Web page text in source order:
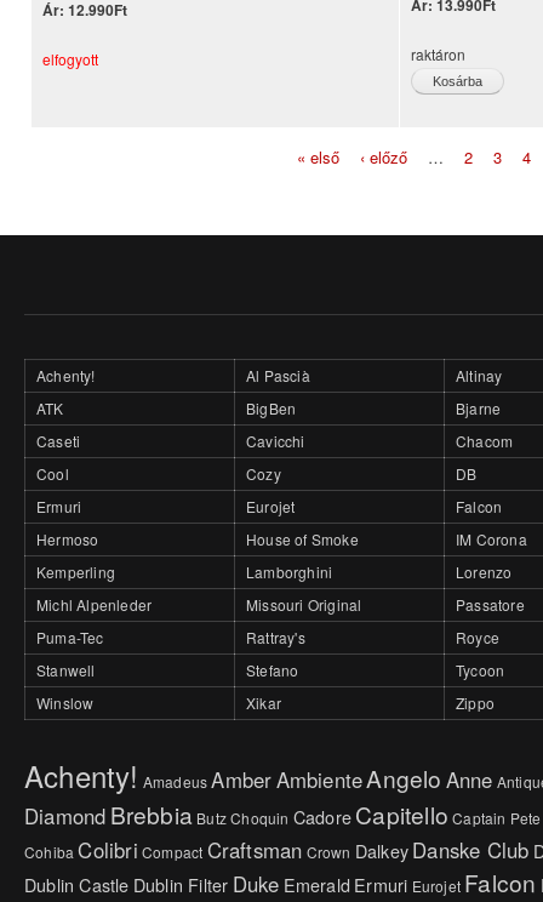
Ár: 12.990Ft
elfogyott
Ár: 13.990Ft
raktáron
« első ‹ előző … 2 3 4
Achenty! Al Pascià
Altinay
ATK
BigBen
Bjarne
Caseti
Cavicchi
Chacom
Cool
Cozy
DB
Ermuri
Eurojet
Falcon
Hermoso
House of Smoke
IM Corona
Kemperling
Lamborghini
Lorenzo
Michl Alpenleder
Missouri Original
Passatore
Puma-Tec
Rattray's
Royce
Stanwell
Stefano
Tycoon
Winslow
Xikar Zippo
Achenty! Amadeus AmberAmbienteAngelo Anne
Diamond Brebbia Butz Choquin CadoreCapitello Captain Pete
Cohiba Colibri Compact Craftsman Crown DalkeyDanske Club
Dublin Castle Dublin Filter Duke Emerald Ermuri Eurojet Falcon